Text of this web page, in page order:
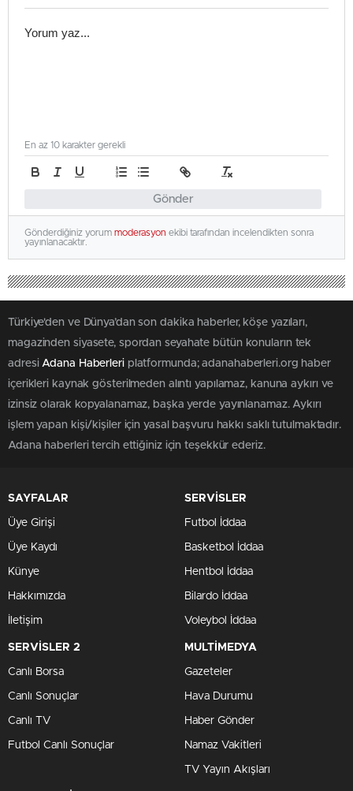
Gönder
En az 10 karakter gerekli
Gönderdiğiniz yorum moderasyon ekibi tarafından incelendikten sonra
yayınlanacaktır.
Türkiye'den ve Dünya’dan son dakika haberler, köşe yazıları,
magazinden siyasete, spordan seyahate bütün konuların tek
adresiAdana Haberleriplatformunda; adanahaberleri.org haber
içerikleri kaynak gösterilmeden alıntı yapılamaz, kanuna aykırı ve
izinsiz olarak kopyalanamaz, başka yerde yayınlanamaz. Aykırı
işlem yapan kişi/kişiler için yasal başvuru hakkı saklı tutulmaktadır.
Adana haberleri tercih ettiğiniz için teşekkür ederiz.
SAYFALAR
Üye Girişi
Üye Kaydı
Künye
Hakkımızda
İletişim
SERVİSLER
Futbol İddaa
Basketbol İddaa
Hentbol İddaa
Bilardo İddaa
Voleybol İddaa
SERVİSLER 2
Canlı Borsa
Canlı Sonuçlar
Canlı TV
Futbol Canlı Sonuçlar
MULTİMEDYA
Gazeteler
Hava Durumu
Haber Gönder
Namaz Vakitleri
TV Yayın Akışları